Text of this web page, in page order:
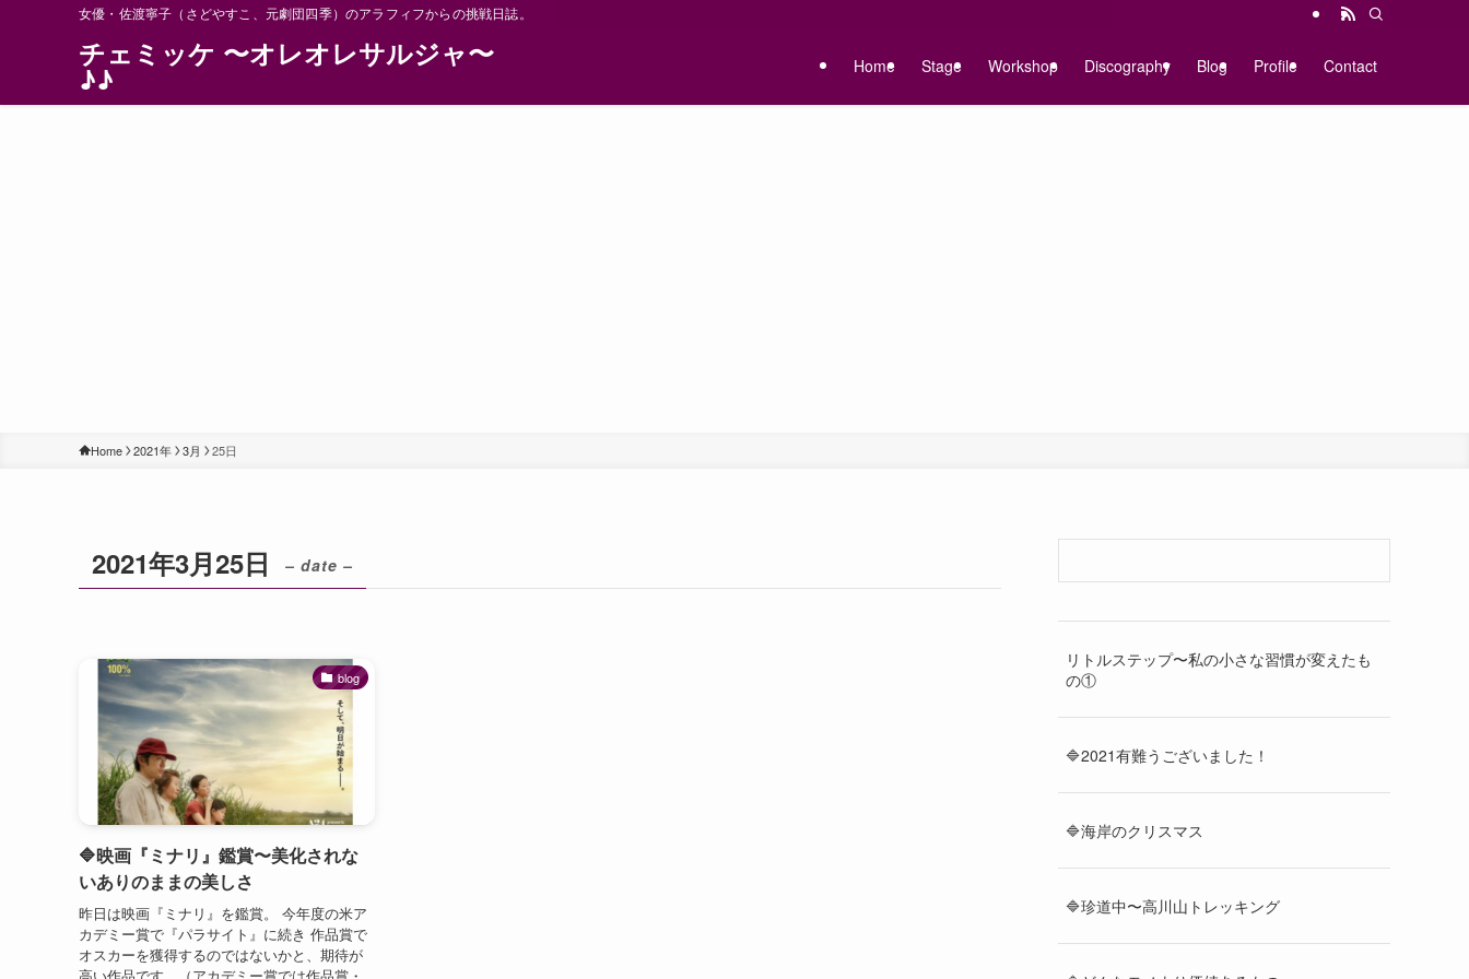
女優・佐渡寧子（さどやすこ、元劇団四季）のアラフィフからの挑戦日誌。
チェミッケ 〜オレオレサルジャ〜
♪♪ Home Stage Workshop Discography Blog Profile Contact
Home 2021年 3月 25日
2021年3月25日 – date –
blog
🔷映画『ミナリ』鑑賞〜美化されな
いありのままの美しさ
昨日は映画『ミナリ』を鑑賞。 今年度の米ア
カデミー賞で『パラサイト』に続き 作品賞で
オスカーを獲得するのではないかと、期待が
リトルステップ〜私の小さな習慣が変えたも
の①
🔷2021有難うございました！
🔷海岸のクリスマス
🔷珍道中〜高川山トレッキング